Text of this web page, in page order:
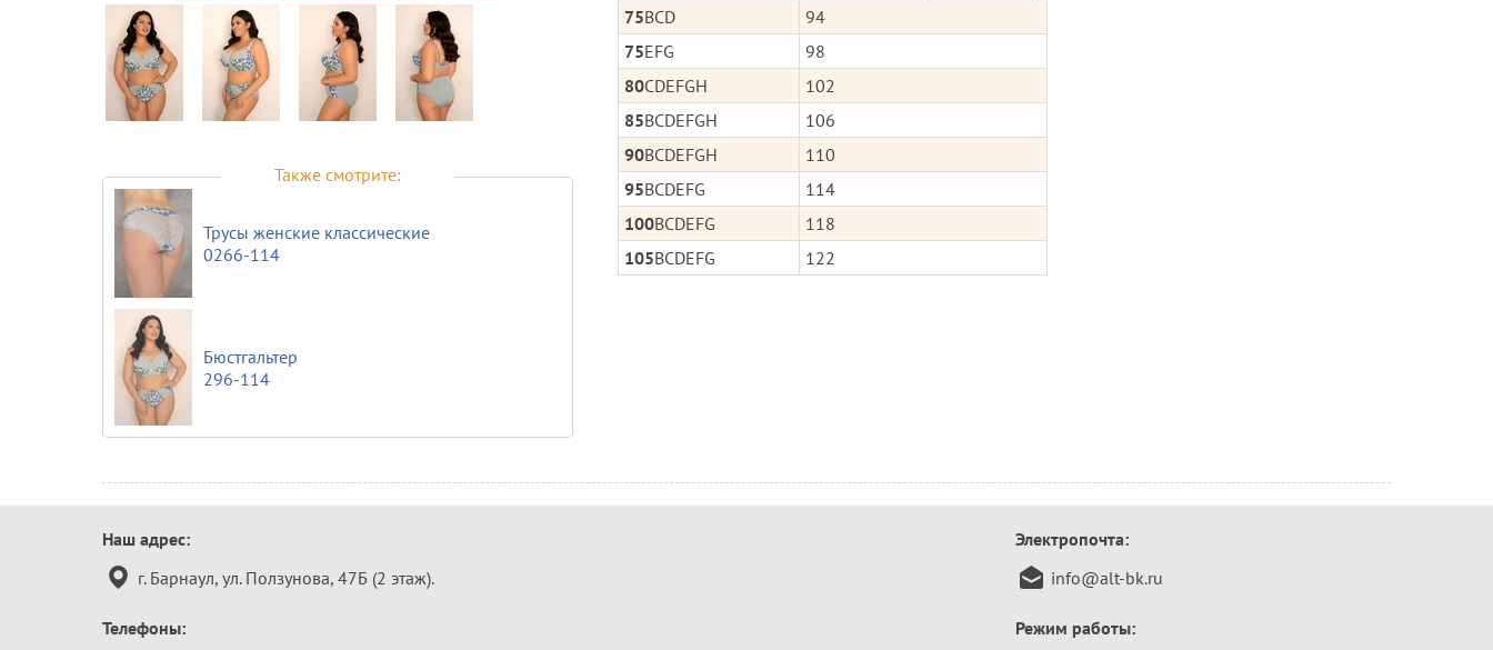
Предпросмотр
фотографий
Также смотрите:
Трусы женские классические
0266-114
Бюстгальтер
296-114
75BCD
94
75EFG
98
80CDEFGH
102
85BCDEFGH
106
90BCDEFGH
110
95BCDEFG
114
100BCDEFG
118
105BCDEFG 122
Контактная
информация
Наш адрес:
г. Барнаул, ул. Ползунова, 47Б (2 этаж).
Телефоны:
Электропочта:
info@alt-bk.ru
Режим работы: